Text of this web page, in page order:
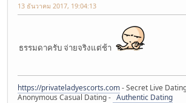
13 ธันวาคม 2017, 19:04:13
ธรรมดาครับ จ่ายจริงแต่ช้า
https://privateladyescorts.com- Secret Live
Anonymous Casual Dating - Authentic Dating